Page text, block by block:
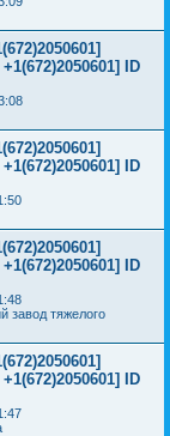
ID
ID
ID
завод тяжелого
ID